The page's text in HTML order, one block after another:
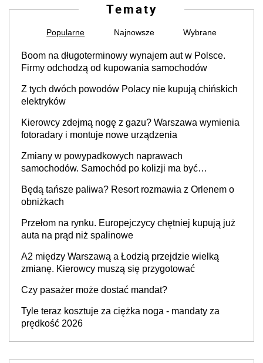
Tematy
Popularne Najnowsze Wybrane
Boom na długoterminowy wynajem aut w Polsce.
Firmy odchodzą od kupowania samochodów
Z tych dwóch powodów Polacy nie kupują chińskich
elektryków
Kierowcy zdejmą nogę z gazu? Warszawa wymienia
fotoradary i montuje nowe urządzenia
Zmiany w powypadkowych naprawach
samochodów. Samochód po kolizji ma być
producenta
Będą tańsze paliwa? Resort rozmawia z Orlenem o
obniżkach
Przełom na rynku. Europejczycy chętniej kupują już
auta na prąd niż spalinowe
A2 między Warszawą a Łodzią przejdzie wielką
zmianę. Kierowcy muszą się przygotować
Czy pasażer może dostać mandat?
Tyle teraz kosztuje za ciężka noga - mandaty za
prędkość 2026